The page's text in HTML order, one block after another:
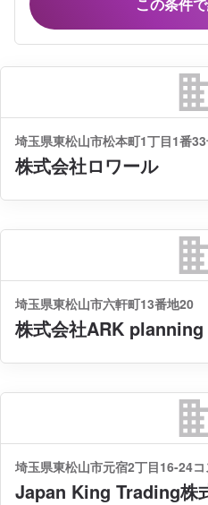
埼玉県東松山市松本町1丁目1番
株式会社ロワール
埼玉県東松山市六軒町13番地20
株式会社ARK planning
埼玉県東松山市元宿2丁目16-24
Japan King Trading株